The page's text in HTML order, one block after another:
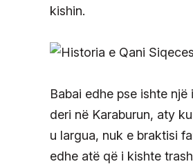
kishin.
Babai edhe pse ishte
deri në Karaburun, aty
u largua, nuk e braktisi
edhe atë që i kishte